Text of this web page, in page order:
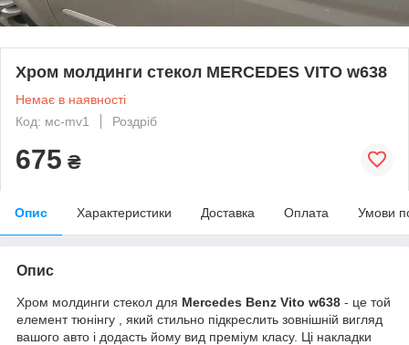
Хром молдинги стекол MERCEDES VITO w638
Немає в наявності
Код: мс-mv1
Роздріб
675 ₴
Опис Характеристики Доставка Оплата Умови
Опис
Хром молдинги стекол для Mercedes Benz Vito w638 - це той
елемент тюнінгу , який стильно підкреслить зовнішній вигляд
вашого авто і додасть йому вид преміум класу. Ці накладки